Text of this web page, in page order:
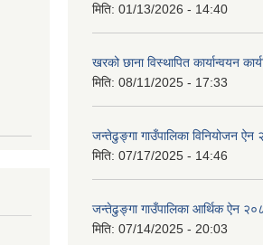
मिति: 01/13/2026 - 14:40
खरको छाना विस्थापित कार्यान्वयन
मिति: 08/11/2025 - 17:33
जन्तेढुङ्गा गाउँपालिका विनियोजन ऐन
मिति: 07/17/2025 - 14:46
जन्तेढुङ्गा गाउँपालिका आर्थिक ऐन
मिति: 07/14/2025 - 20:03